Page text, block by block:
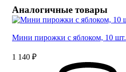
Аналогичные товары
Мини пирожки с яблоком, 10 шт.
1 140 ₽